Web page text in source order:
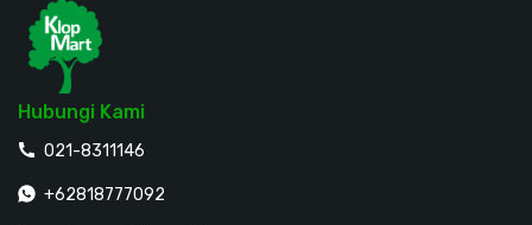
Hubungi Kami
021-8311146
+62818777092